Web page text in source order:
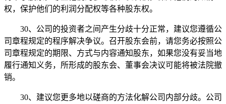
权，保护他们的利润分配权等各种股东权。
30、公司的投资者之间产生分歧十分正常，建议您遵循公
司章程规定的程序解决争议。召开股东会前，请您务必按照公
司章程规定的期限、方式与内容通知股东，如果您没有妥当地
履行通知义务，所形成的股东会、董事会决议可能将被法院撤
销。
30、建议您更多地以磋商的方法化解公司内部分歧。公司